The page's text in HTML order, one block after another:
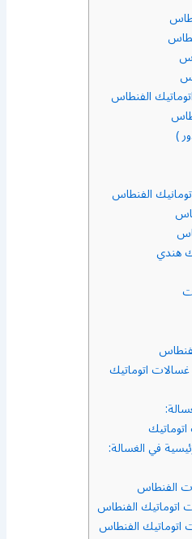
الفنطاس
)
الفنطاس
هندي
اتوماتيك
في الغسالة:
الفنطاس
اتوماتيك الفنطاس
الفنطاس